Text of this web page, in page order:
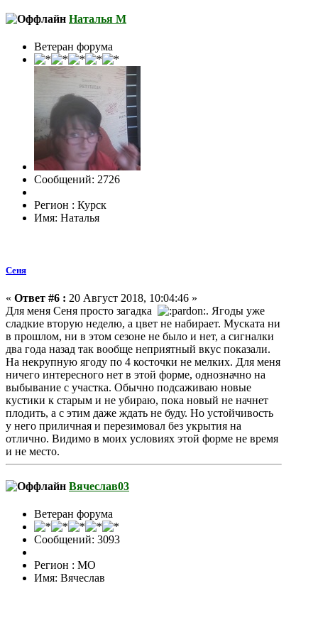
Наталья М
Ветеран форума
Сообщений: 2726
Регион : Курск
Имя: Наталья
Сеня
« Ответ #6 : 20 Август 2018, 10:04:46 »
Для меня Сеня просто загадка
. Ягоды уже
сладкие вторую неделю, а цвет не набирает. Муската ни
в прошлом, ни в этом сезоне не было и нет, а сигналки
два года назад так вообще неприятный вкус показали.
На некрупную ягоду по 4 косточки не мелких. Для меня
ничего интересного нет в этой форме, однозначно на
выбывание с участка. Обычно подсаживаю новые
кустики к старым и не убираю, пока новый не начнет
плодить, а с этим даже ждать не буду. Но устойчивость
у него приличная и перезимовал без укрытия на
отлично. Видимо в моих условиях этой форме не время
и не место.
Вячеслав03
Ветеран форума
Сообщений: 3093
Регион : МО
Имя: Вячеслав